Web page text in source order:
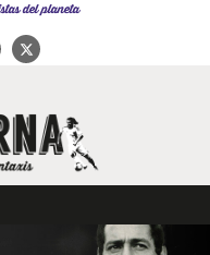
del planeta